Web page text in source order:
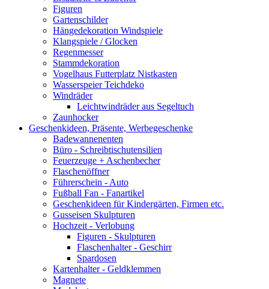
Figuren
Gartenschilder
Hängedekoration Windspiele
Klangspiele / Glocken
Regenmesser
Stammdekoration
Vogelhaus Futterplatz Nistkasten
Wasserspeier Teichdeko
Windräder
Leichtwindräder aus Segeltuch
Zaunhocker
Geschenkideen, Präsente, Werbegeschenke
Badewannenenten
Büro - Schreibtischutensilien
Feuerzeuge + Aschenbecher
Flaschenöffner
Führerschein - Auto
Fußball Fan - Fanartikel
Geschenkideen für Kindergärten, Firmen etc.
Gusseisen Skulpturen
Hochzeit - Verlobung
Figuren - Skulpturen
Flaschenhalter - Geschirr
Spardosen
Kartenhalter - Geldklemmen
Magnete